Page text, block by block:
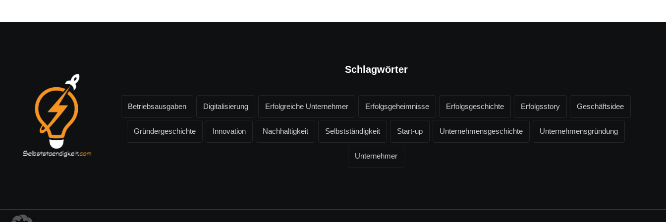
Schlagwörter
Betriebsausgaben Digitalisierung Erfolgreiche Unternehmer Erfolgsgeheimnisse Erfolgsgeschichte Erfolgsstory Geschäftsidee
Gründergeschichte Innovation Nachhaltigkeit Selbstständigkeit Start-up Unternehmensgeschichte Unternehmensgründung
Unternehmer